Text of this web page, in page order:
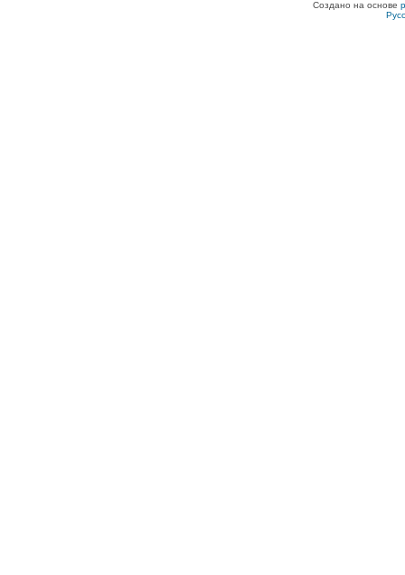
Создано на основе